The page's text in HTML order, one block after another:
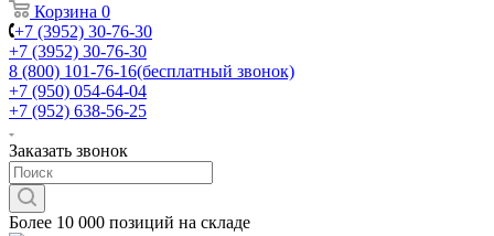
Корзина 0
+7 (3952) 30-76-30
+7 (3952) 30-76-30
8 (800) 101-76-16(бесплатный звонок)
+7 (950) 054-64-04
+7 (952) 638-56-25
Заказать звонок
Более 10 000 позиций на складе